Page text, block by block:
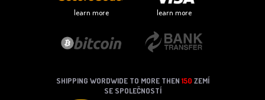
learn more learn more
SHIPPING WORDWIDE TO MORE THEN150 ZEMÍ
SE SPOLEČNOSTÍ